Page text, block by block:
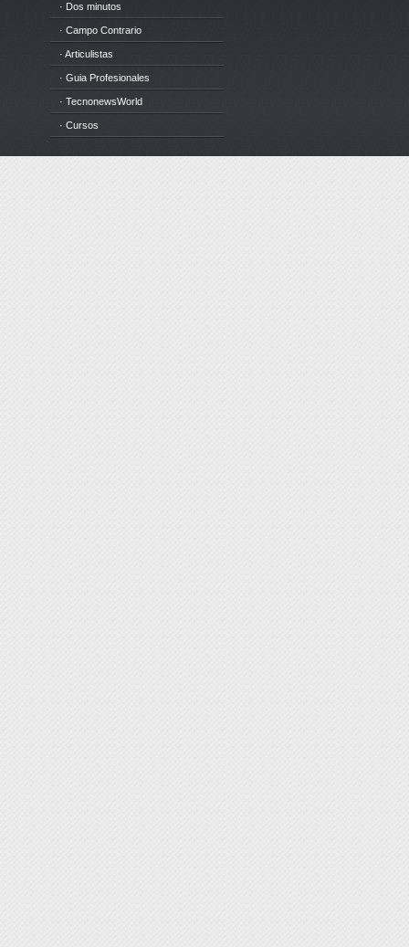
· Dos minutos
· Campo Contrario
· Articulistas
· Guia Profesionales
· TecnonewsWorld
· Cursos